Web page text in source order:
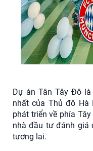
Dự án Tân Tây Đô
nhất của Thủ đô Hà
phát triển về phía
nhà đầu tư đánh giá
tương lai.